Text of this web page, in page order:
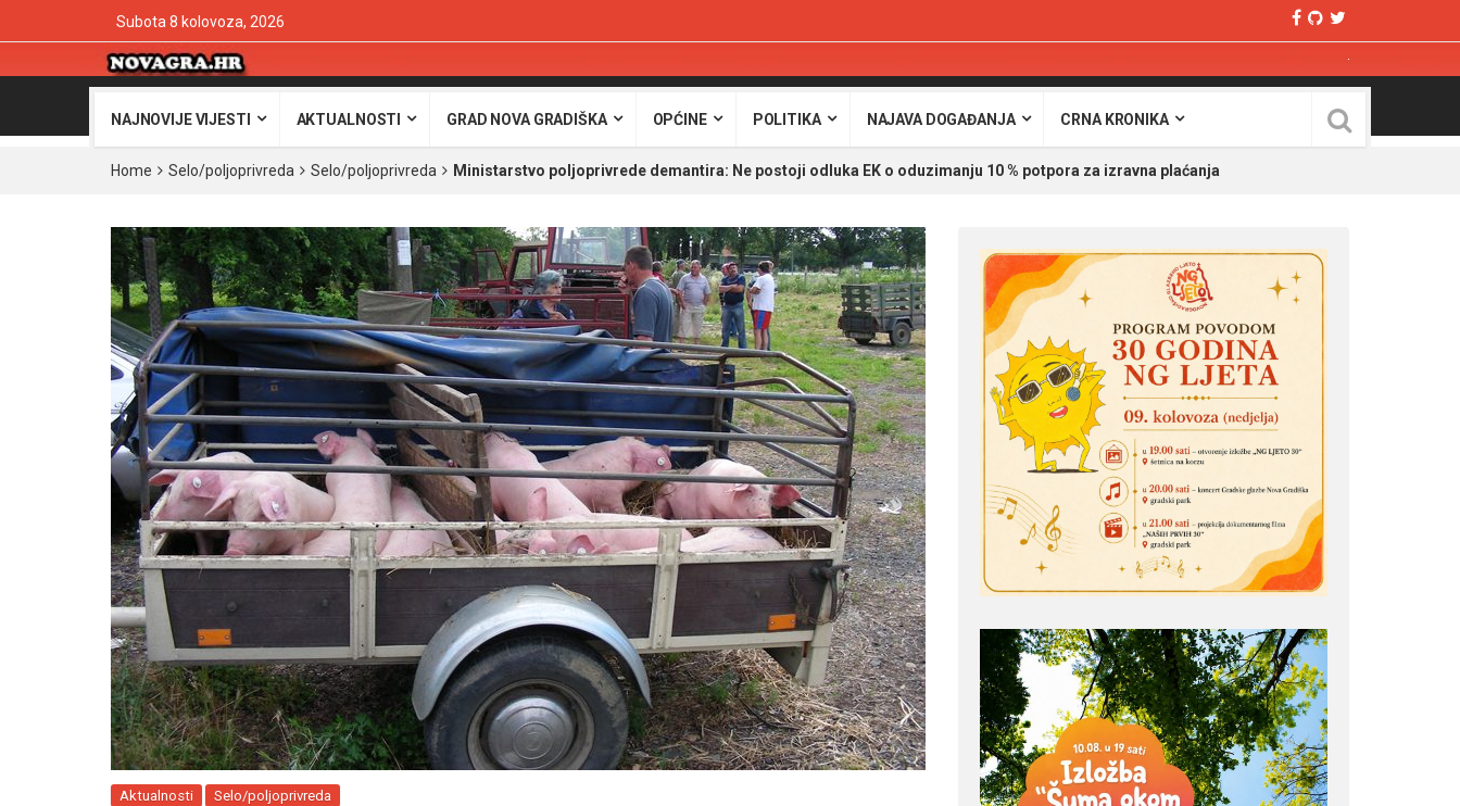
Subota 8 kolovoza, 2026
NAJNOVIJE VIJESTI AKTUALNOSTI GRAD NOVA GRADIŠKA OPĆINE POLITIKA NAJAVA DOGAĐANJA CRNA KRONIKA
Home Selo/poljoprivreda Selo/poljoprivreda Ministarstvo poljoprivrede demantira: Ne postoji odluka EK o oduzimanju 10 % potpora za izravna plaćanja
Aktualnosti Selo/poljoprivreda